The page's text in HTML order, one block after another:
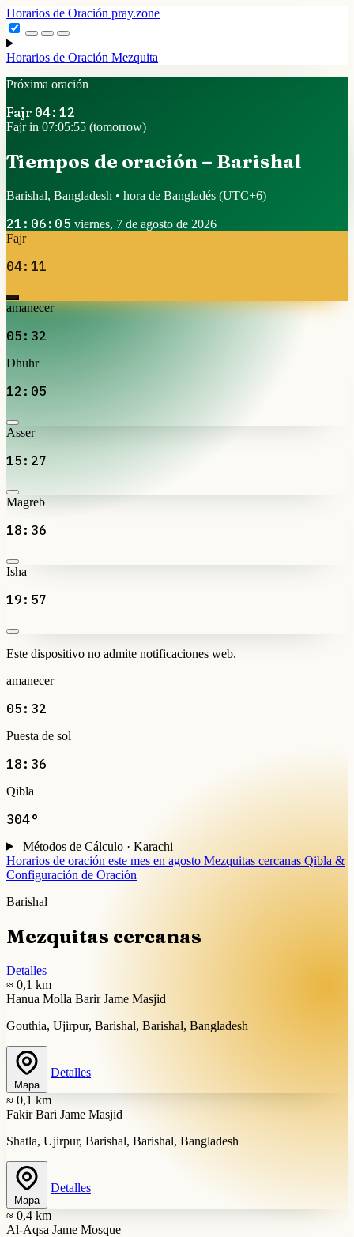
Horarios de Oración pray.zone
Horarios de Oración Mezquita
Próxima oración
Fajr 04:12
Fajr in 07:05:54 (tomorrow)
Tiempos de oración – Barishal
Barishal, Bangladesh • hora de Bangladés (UTC+6)
21:06:06 viernes, 7 de agosto de 2026
Fajr
04:11
amanecer
05:32
Dhuhr
12:05
Asser
15:27
Magreb
18:36
Isha
19:57
Este dispositivo no admite notificaciones web.
amanecer
05:32
Puesta de sol
18:36
Qibla
304°
Métodos de Cálculo · Karachi
Horarios de oración este mes en agosto Mezquitas cercanas Qibla &
Configuración de Oración
Barishal
Mezquitas cercanas
Detalles
≈ 0,1 km
Hanua Molla Barir Jame Masjid
Gouthia, Ujirpur, Barishal, Barishal, Bangladesh
Mapa
Detalles
≈ 0,1 km
Fakir Bari Jame Masjid
Shatla, Ujirpur, Barishal, Barishal, Bangladesh
Mapa
Detalles
≈ 0,4 km
Al-Aqsa Jame Mosque